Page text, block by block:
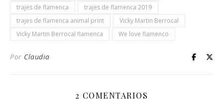
trajes de flamenca
trajes de flamenca 2019
trajes de flamenca animal print
Vicky Martin Berrocal
Vicky Martin Berrocal flamenca
We love flamenco
Por Claudia
2 COMENTARIOS